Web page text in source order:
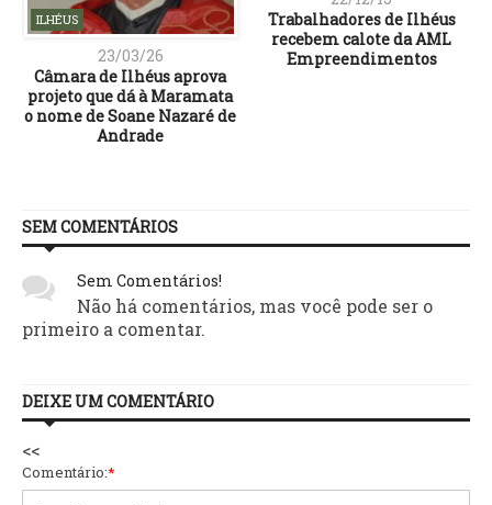
ILHÉUS
23/03/26
Câmara de Ilhéus aprova
projeto que dá à Maramata
o nome de Soane Nazaré de
Andrade
Trabalhadores de Ilhéus
recebem calote da AML
Empreendimentos
SEM COMENTÁRIOS
Sem Comentários!
Não há comentários, mas você pode ser o
primeiro a comentar.
DEIXE UM COMENTÁRIO
<<
Comentário:*